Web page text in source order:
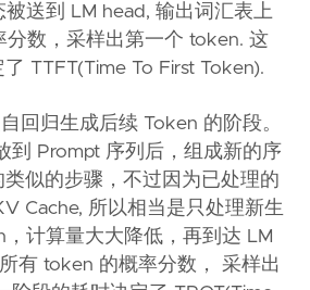
送到 LM head, 输出词汇表上
分数，采样出第一个 token. 这
TTFT(Time To First Token).
回归生成后续 Token 的阶段。
到 Prompt 序列后，组成新的序
似的步骤，不过因为已处理的
Cache, 所以相当是只处理新生
计算量大大降低，再到达 LM
有 token 的概率分数， 采样出